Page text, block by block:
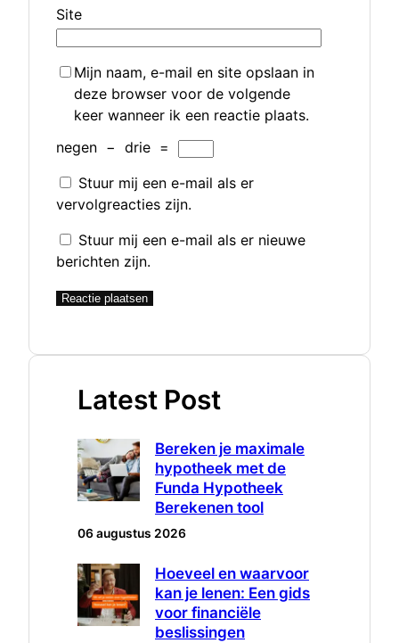
Site
Mijn naam, e-mail en site opslaan in
deze browser voor de volgende
keer wanneer ik een reactie plaats.
negen − drie =
Stuur mij een e-mail als er
vervolgreacties zijn.
Stuur mij een e-mail als er nieuwe
berichten zijn.
Latest Post
Bereken je maximale
hypotheek met de
Funda Hypotheek
Berekenen tool
06 augustus 2026
Hoeveel en waarvoor
kan je lenen: Een gids
voor financiële
beslissingen